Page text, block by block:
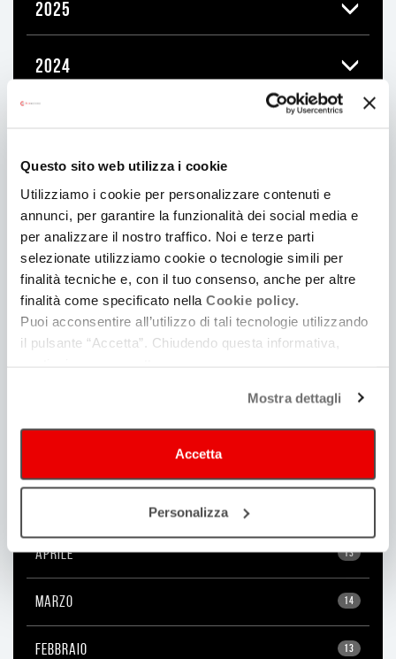
Questo sito web utilizza i cookie
Utilizziamo i cookie per personalizzare contenuti e
annunci, per garantire la funzionalità dei social media e
per analizzare il nostro traffico. Noi e terze parti
selezionate utilizziamo cookie o tecnologie simili per
finalità tecniche e, con il tuo consenso, anche per altre
finalità come specificato nella Cookie policy.
Puoi acconsentire all’utilizzo di tali tecnologie utilizzando
il pulsante “Accetta”. Chiudendo questa informativa,
Mostra dettagli
Accetta
Personalizza
2025
2024
DICEMBRE
11
NOVEMBRE
OTTOBRE
SETTEMBRE
13
APRILE
14
MARZO
13
FEBBRAIO